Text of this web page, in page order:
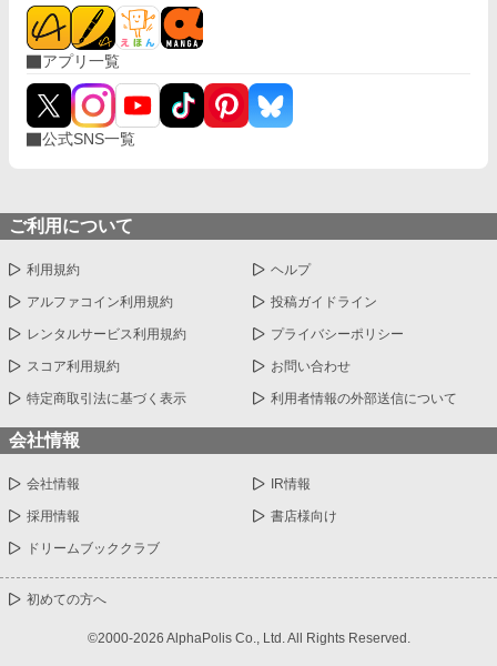
アプリ一覧
公式SNS一覧
ご利用について
利用規約 ヘルプ
アルファコイン利用規約 投稿ガイドライン
レンタルサービス利用規約 プライバシーポリシー
スコア利用規約 お問い合わせ
特定商取引法に基づく表示 利用者情報の外部送信について
会社情報
会社情報 IR情報
採用情報 書店様向け
ドリームブッククラブ
初めての方へ
©2000-2026 AlphaPolis Co., Ltd. All Rights Reserved.